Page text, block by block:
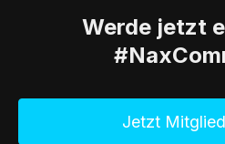
Werde jetzt
Jetzt